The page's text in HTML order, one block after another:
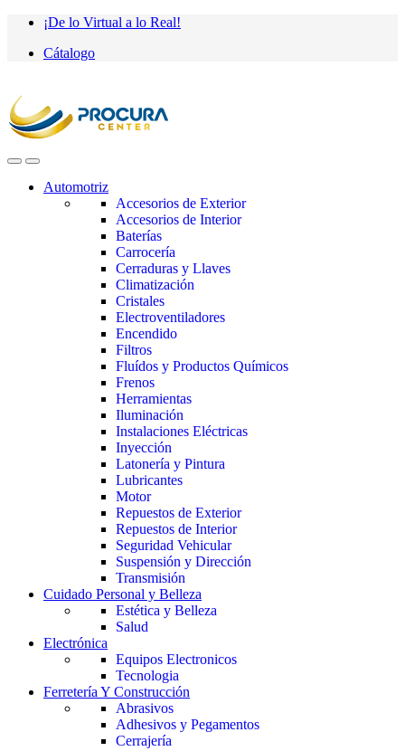
Saltar
navegación
saltar
contenido
¡De lo Virtual a lo Real!
Cátalogo
Automotriz
Accesorios de Exterior
Accesorios de Interior
Baterías
Carrocería
Cerraduras y Llaves
Climatización
Cristales
Electroventiladores
Encendido
Filtros
Fluídos y Productos Químicos
Frenos
Herramientas
Iluminación
Instalaciones Eléctricas
Inyección
Latonería y Pintura
Lubricantes
Motor
Repuestos de Exterior
Repuestos de Interior
Seguridad Vehicular
Suspensión y Dirección
Transmisión
Cuidado Personal y Belleza
Estética y Belleza
Salud
Electrónica
Equipos Electronicos
Tecnologia
Ferretería Y Construcción
Abrasivos
Adhesivos y Pegamentos
Cerrajería